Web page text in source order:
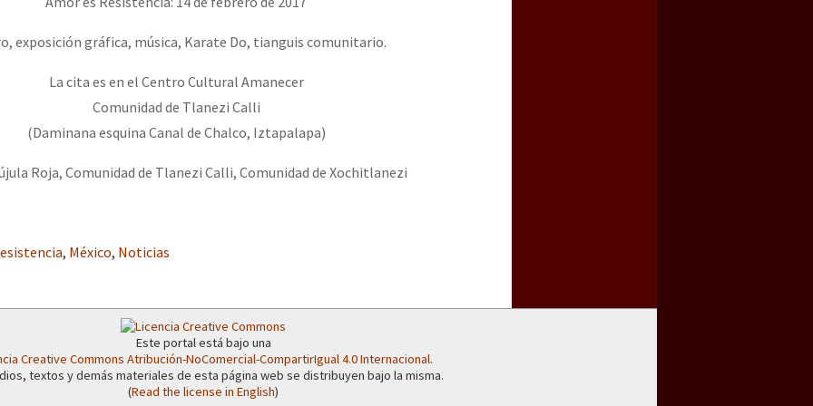
contra a Humanidad”
Virá” se publica no Estado Espanhol
mundo saiba! Nossas lutas pela memória, a justiça e a dignidade
exposición gráfica, música, Karate Do, tianguis comunitario.
La cita es en el Centro Cultural Amanecer
Comunidad de Tlanezi Calli
(Daminana esquina Canal de Chalco, Iztapalapa)
Roja, Comunidad de Tlanezi Calli, Comunidad de Xochitlanezi
, México, Noticias
Este portal está bajo una
Creative Commons Atribución-NoComercial-CompartirIgual 4.0 Internacional.
textos y demás materiales de esta página web se distribuyen bajo la misma.
(Read the license in English)